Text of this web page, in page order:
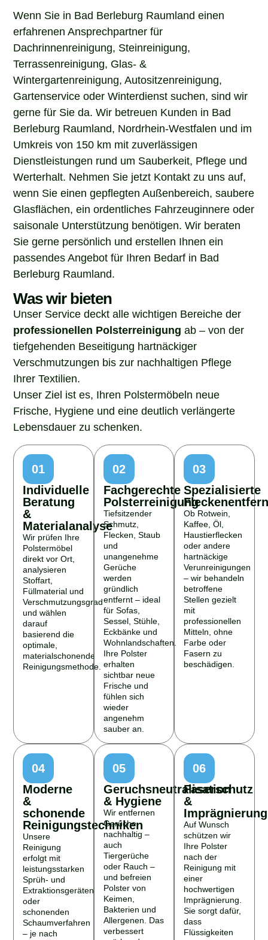
Wenn Sie in Bad Berleburg Raumland einen
erfahrenen Ansprechpartner für
Dachrinnenreinigung, Steinreinigung,
Terrassenreinigung, Glas- &
Wintergartenreinigung, Autositzenreinigung,
Gartenservice oder Winterdienst suchen, sind wir
gerne für Sie da. Wir betreuen Kunden in Bad
Berleburg Raumland, Nordrhein-Westfalen und im
Umkreis von 150 km mit zuverlässigen
Dienstleistungen rund um Sauberkeit, Pflege und
Werterhalt. Nehmen Sie jetzt Kontakt zu uns auf,
wenn Sie einen gepflegten Außenbereich, saubere
Glasflächen, ein ordentliches Fahrzeuginnere oder
saisonale Unterstützung benötigen. Wir beraten
Sie gerne persönlich und erstellen Ihnen ein
passendes Angebot für Ihren Bedarf in Bad
Berleburg Raumland.
Was wir bieten
Unser Service deckt alle wichtigen Bereiche der
professionellen Polsterreinigung ab – von der
tiefgehenden Beseitigung hartnäckiger
Verschmutzungen bis zur nachhaltigen Pflege
Ihrer Textilien.
Unser Ziel ist es, Ihren Polstermöbeln neue
Frische, Hygiene und eine deutlich verlängerte
Lebensdauer zu schenken.
01
Individuelle
Beratung
&
Materialanalyse
Wir prüfen Ihre
Polstermöbel
direkt vor Ort,
analysieren
Stoffart,
Füllmaterial und
Verschmutzungsgrad
und wählen
darauf
basierend die
optimale,
materialschonende
Reinigungsmethode.
02
Fachgerechte
Polsterreinigung
Tiefsitzender
Schmutz,
Flecken, Staub
und
unangenehme
Gerüche
werden
gründlich
entfernt – ideal
für Sofas,
Sessel, Stühle,
Eckbänke und
Wohnlandschaften.
Ihre Polster
erhalten
sichtbar neue
Frische und
fühlen sich
wieder
angenehm
sauber an.
03
Spezialisierte
Ob Rotwein,
Kaffee, Öl,
Haustierflecken
oder andere
hartnäckige
Verunreinigungen
– wir behandeln
betroffene
Stellen gezielt
mit
professionellen
Mitteln, ohne
Farbe oder
Fasern zu
beschädigen.
04
Moderne
&
schonende
Reinigungstechniken
Unsere
Reinigung
erfolgt mit
leistungsstarken
Sprüh- und
Extraktionsgeräten
oder
schonenden
Schaumverfahren
– je nach
05
Geruchsneutralisation
& Hygiene
Wir entfernen
Gerüche
nachhaltig –
auch
Tiergerüche
oder Rauch –
und befreien
Polster von
Keimen,
Bakterien und
Allergenen. Das
verbessert
06
Faserschutz
&
Imprägnierung
Auf Wunsch
schützen wir
Ihre Polster
nach der
Reinigung mit
einer
hochwertigen
Imprägnierung.
Sie sorgt dafür,
dass
Flüssigkeiten